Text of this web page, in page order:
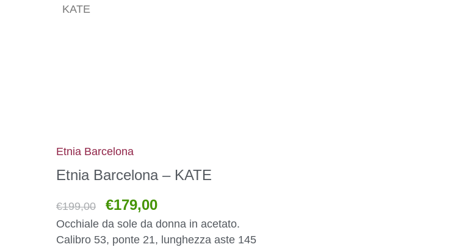
KATE
Etnia Barcelona
Etnia Barcelona – KATE
€199,00 €179,00
Occhiale da sole da donna in acetato.
Calibro 53, ponte 21, lunghezza aste 145